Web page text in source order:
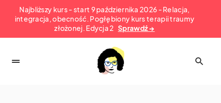
Najbliższy kurs - start 9 października 2026 - Relacja,
integracja, obecność. Pogłębiony kurs terapii traumy
złożonej. Edycja 2 Sprawdź →